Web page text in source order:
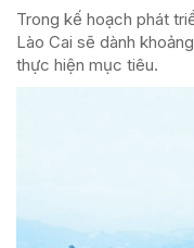
Trong kế hoạch phát
Lào Cai sẽ dành
thực hiện mục tiêu.